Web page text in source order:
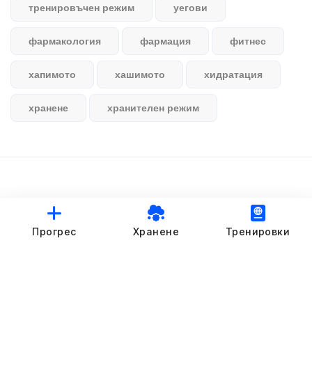
тренировъчен режим уегови
фармакология фармация фитнес
хапимото хашимото хидратация
хранене хранителен режим
© StankovFit Progress App | 2025
Прогрес Хранене Тренировки